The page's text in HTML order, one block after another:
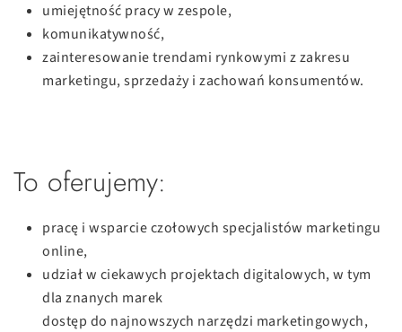
umiejętność pracy w zespole,
komunikatywność,
zainteresowanie trendami rynkowymi z zakresu
marketingu, sprzedaży i zachowań konsumentów.
To oferujemy:
pracę i wsparcie czołowych specjalistów marketingu
online,
udział w ciekawych projektach digitalowych, w tym
dla znanych marek
dostęp do najnowszych narzędzi marketingowych,